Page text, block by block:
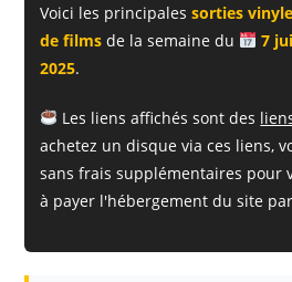
Voici les principalessorties
de films de la semaine du
7
2025.
Les liens affichés sont des
achetez un disque via ces liens,
sans frais supplémentaires pour
à payer l'hébergement du site